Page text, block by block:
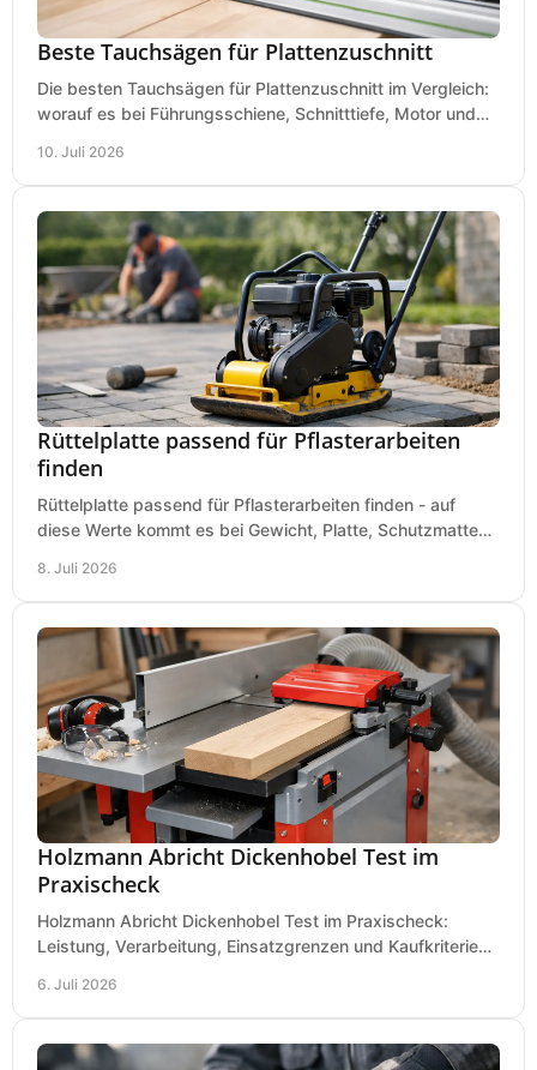
Beste Tauchsägen für Plattenzuschnitt
Die besten Tauchsägen für Plattenzuschnitt im Vergleich:
worauf es bei Führungsschiene, Schnitttiefe, Motor und
10. Juli 2026
Rüttelplatte passend für Pflasterarbeiten
finden
Rüttelplatte passend für Pflasterarbeiten finden - auf
diese Werte kommt es bei Gewicht, Platte, Schutzmatte
8. Juli 2026
Holzmann Abricht Dickenhobel Test im
Praxischeck
Holzmann Abricht Dickenhobel Test im Praxischeck:
Leistung, Verarbeitung, Einsatzgrenzen und Kaufkriterien
6. Juli 2026